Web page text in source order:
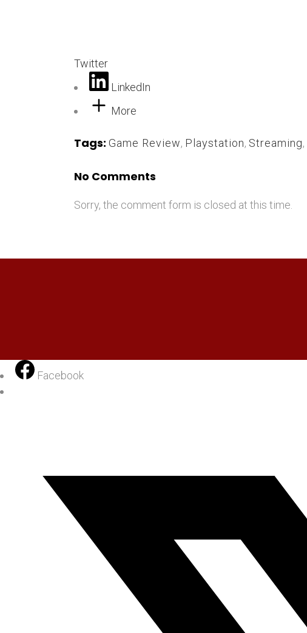
Twitter
LinkedIn
More
Tags: Game Review, Playstation, Streaming,
No Comments
Sorry, the comment form is closed at this time.
Facebook